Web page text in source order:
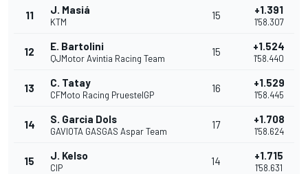
11 J. Masiá
KTM
15 +1.391
1'58.307
12 E. Bartolini
QJMotor Avintia Racing Team
15 +1.524
1'58.440
13 C. Tatay
CFMoto Racing PruestelGP
16 +1.529
1'58.445
14 S. Garcia Dols
GAVIOTA GASGAS Aspar Team
17 +1.708
1'58.624
15 J. Kelso
CIP
14 +1.715
1'58.631